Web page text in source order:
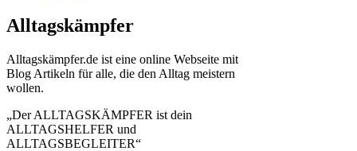
Alltagskämpfer
Alltagskämpfer.de ist eine online Webseite mit
Blog Artikeln für alle, die den Alltag meistern
wollen.
„Der ALLTAGSKÄMPFER ist dein
ALLTAGSHELFER und
ALLTAGSBEGLEITER“